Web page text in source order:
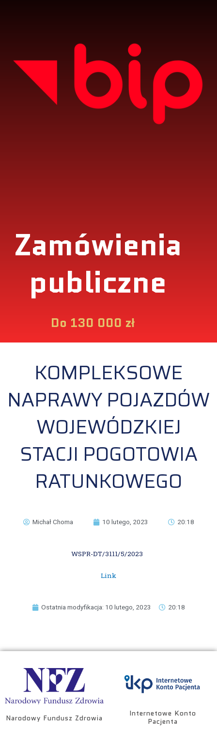
Zamówienia
publiczne
Do 130 000 zł
KOMPLEKSOWE
NAPRAWY POJAZDÓW
WOJEWÓDZKIEJ
STACJI POGOTOWIA
RATUNKOWEGO
Michał Choma 10 lutego, 2023 20:18
WSPR-DT/3111/5/2023
Link
Ostatnia modyfikacja: 10 lutego, 2023 20:18
Narodowy Fundusz Zdrowia
Internetowe Konto
Pacjenta